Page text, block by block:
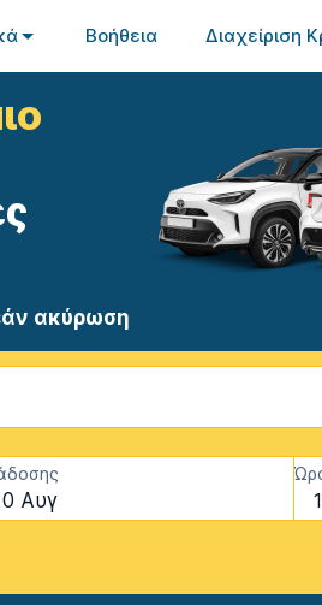
Βοήθεια Διαχείριση
ακύρωση
Αυγ